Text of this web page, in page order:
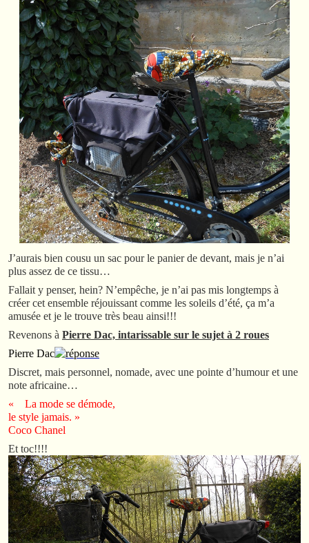
J’aurais bien cousu un sac pour le panier de devant, mais je n’ai
plus assez de ce tissu…
Fallait y penser, hein? N’empêche, je n’ai pas mis longtemps à
créer cet ensemble réjouissant comme les soleils d’été, ça m’a
amusée et je le trouve très beau ainsi!!!
Revenons à Pierre Dac, intarissable sur le sujet à 2 roues
Pierre Dac
Discret, mais personnel, nomade, avec une pointe d’humour et une
note africaine…
« La mode se démode,
le style jamais. »
Coco Chanel
Et toc!!!!